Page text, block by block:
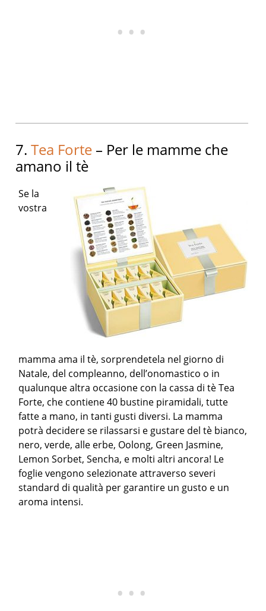
7.Tea Forte – Per le mamme che
amano il tè
Se la
vostra
mamma ama il tè, sorprendetela nel giorno di
Natale, del compleanno, dell’onomastico o in
qualunque altra occasione con la cassa di tè Tea
Forte, che contiene 40 bustine piramidali, tutte
fatte a mano, in tanti gusti diversi. La mamma
potrà decidere se rilassarsi e gustare del tè bianco,
nero, verde, alle erbe, Oolong, Green Jasmine,
Lemon Sorbet, Sencha, e molti altri ancora! Le
foglie vengono selezionate attraverso severi
standard di qualità per garantire un gusto e un
aroma intensi.